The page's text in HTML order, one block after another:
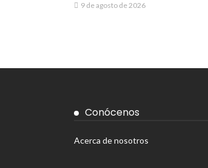
9 de agosto de 2026
Conócenos
Acerca de nosotros